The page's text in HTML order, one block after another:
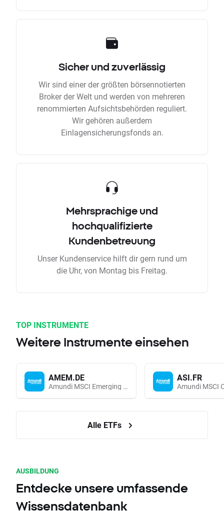
Sicher und zuverlässig
Wir sind einer der größten börsennotierten
Broker der Welt und werden von mehreren
renommierten Aufsichtsbehörden reguliert.
Wir gehören außerdem
Einlagensicherungsfonds an.
Mehrsprachige und
hochqualifizierte
Kundenbetreuung
Unser Kundenservice hilft dir gern rund um
die Uhr, von Montag bis Freitag.
TOP INSTRUMENTE
Weitere Instrumente einsehen
AMEM.DE
Amundi MSCI Emerging Markets UCITS (Acc EUR)
ASI.FR
Alle ETFs
AUSBILDUNG
Entdecke unsere umfassende
Wissensdatenbank